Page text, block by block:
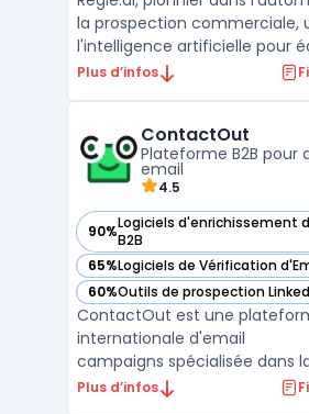
la prospection commerciale,
l'intelligence artificielle pour
vente afin de transformer
des solutions
rendant la pr ...
Plus d’infos
ContactOut
Plateforme B2B pour
email
4.5
90%Logiciels d'enrichissement
B2B
— voir ContactOut dans cette
65%Logiciels de Vérification
— voir ContactOut dans cette
60%Outils de prospection
— voir ContactOut dans cette
ContactOut est une
internationale d'email
campaigns spécialisée dans
B2B avec recherche de
Plus d’infos